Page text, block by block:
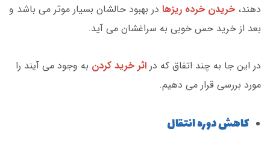
دهند، خریدن خرده ریزها در بهبود حالشان بسیار موثر می باشد و
بعد از خرید حس خوبی به سراغشان می آید.
در این جا به چند اتفاق که در اثر خرید کردن به وجود می آیند را
مورد بررسی قرار می دهیم.
کاهش دوره انتقال